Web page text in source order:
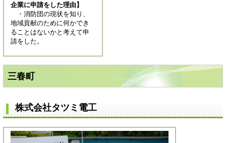
企業に申請をした理由】
・消防団の現状を知り、
地域貢献のために何かでき
ることはないかと考えて申
請をした。
三春町
株式会社タツミ電工